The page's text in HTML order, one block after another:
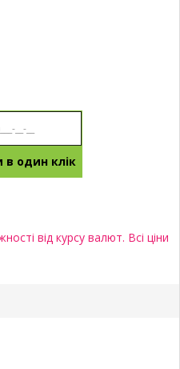
один клік
від курсу валют. Всі ціни